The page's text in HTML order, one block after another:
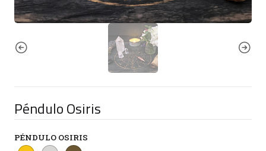
Péndulo Osiris
PÉNDULO OSIRIS